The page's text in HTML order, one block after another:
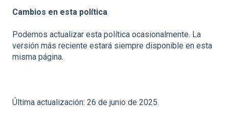
Cambios en esta política
Podemos actualizar esta política ocasionalmente. La
versión más reciente estará siempre disponible en esta
misma página.
Última actualización: 26 de junio de 2025.